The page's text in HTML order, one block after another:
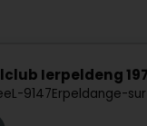
Ierpeldeng
L-9147Erpeldange-